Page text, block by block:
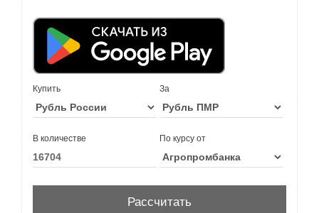
Купить За
В количестве По курсу от